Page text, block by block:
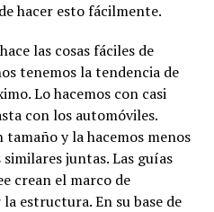
hacer esto fácilmente.
las cosas fáciles de
tenemos la tendencia de
Lo hacemos con casi
con los automóviles.
tamaño y la hacemos menos
juntas. Las guías
crean el marco de
estructura. En su base de